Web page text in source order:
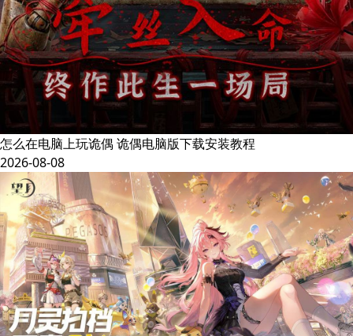
怎么在电脑上玩诡偶 诡偶电脑版下载安装教程
2026-08-08